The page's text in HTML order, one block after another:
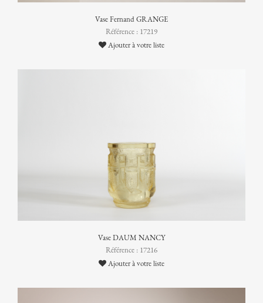
Vase Fernand GRANGE
Référence : 17219
Ajouter à votre liste
Vase DAUM NANCY
Référence : 17216
Ajouter à votre liste